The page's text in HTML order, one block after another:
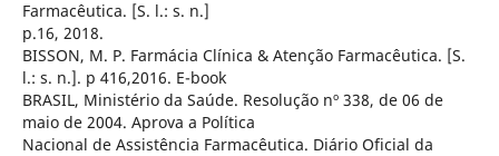
Farmacêutica. [S. l.: s. n.]
p.16, 2018.
BISSON, M. P. Farmácia Clínica & Atenção Farmacêutica. [S.
l.: s. n.]. p 416,2016. E-book
BRASIL, Ministério da Saúde. Resolução nº 338, de 06 de
maio de 2004. Aprova a Política
Nacional de Assistência Farmacêutica. Diário Oficial da